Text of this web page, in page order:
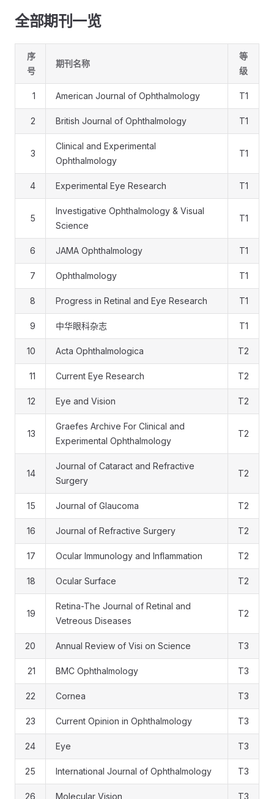
全部期刊一览
序
号
期刊名称
等
级
1 American Journal of Ophthalmology T1
2 British Journal of Ophthalmology T1
3
Clinical and Experimental
Ophthalmology
T1
4 Experimental Eye Research T1
5
Investigative Ophthalmology & Visual
Science
T1
6 JAMA Ophthalmology T1
7 Ophthalmology T1
8 Progress in Retinal and Eye Research T1
9 中华眼科杂志 T1
10 Acta Ophthalmologica T2
11 Current Eye Research T2
12 Eye and Vision T2
13
Graefes Archive For Clinical and
Experimental Ophthalmology
T2
14
Journal of Cataract and Refractive
Surgery
T2
15 Journal of Glaucoma T2
16 Journal of Refractive Surgery T2
17 Ocular Immunology and Inflammation T2
18 Ocular Surface T2
19
Retina-The Journal of Retinal and
Vetreous Diseases
T2
20 Annual Review of Visi on Science T3
21 BMC Ophthalmology T3
22 Cornea T3
23 Current Opinion in Ophthalmology T3
24 Eye T3
25 International Journal of Ophthalmology T3
26 Molecular Vision T3